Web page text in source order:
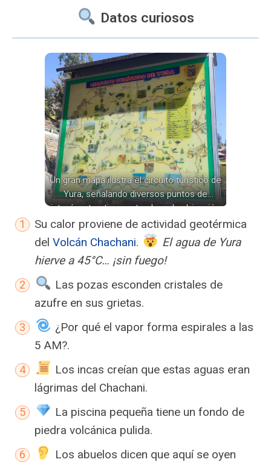
Datos curiosos
Un gran mapa ilustra el circuito turístico de
Yura, señalando diversos puntos de
interés, atractivos naturales y la ubicación
de los baños termales dentro de la región.
Su calor proviene de actividad geotérmica
del Volcán Chachani.
El agua de Yura
hierve a 45°C… ¡sin fuego!
Las pozas esconden cristales de
azufre en sus grietas.
¿Por qué el vapor forma espirales a las
5 AM?.
Los incas creían que estas aguas eran
lágrimas del Chachani.
La piscina pequeña tiene un fondo de
piedra volcánica pulida.
Los abuelos dicen que aquí se oyen